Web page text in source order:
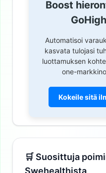
Boost
Automatisoi
kasvata tulojasi
luottamuksen
one-
Kokeile sitä
🛒 Suosittuja
Swehealthista